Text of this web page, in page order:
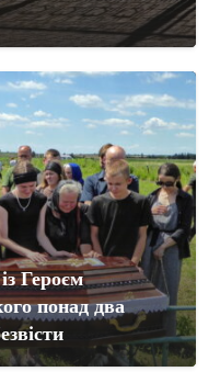
Героєм
понад два